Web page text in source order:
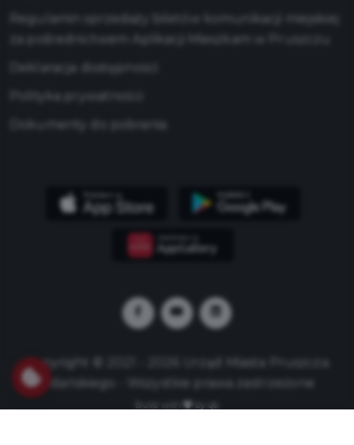
Regulamin sprzedaży biletów komunikacji miejskiej
za pośrednictwem Aplikacji Mieszkam w Pruszczu
Deklaracja dostępności
Polityka prywatności
Dokumenty do pobrania
Copyright © 2021 - 2026 Urząd Miasta Pruszcza
Gdańskiego - Wszystkie prawa zastrzeżone
Build with by qb